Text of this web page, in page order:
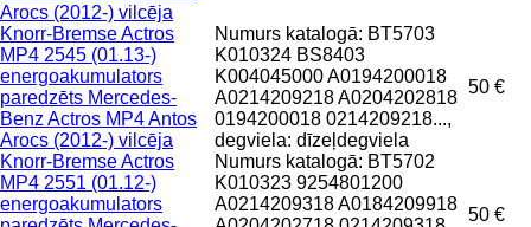
Arocs (2012-) vilcēja
Knorr-Bremse Actros
MP4 2545 (01.13-)
energoakumulators
paredzēts Mercedes-
Benz Actros MP4 Antos
Arocs (2012-) vilcēja
Numurs katalogā: BT5703
K010324 BS8403
K004045000 A0194200018
A0214209218 A0204202818
0194200018 0214209218...,
degviela: dīzeļdegviela
50 €
Knorr-Bremse Actros
MP4 2551 (01.12-)
energoakumulators
Numurs katalogā: BT5702
K010323 9254801200
A0214209318 A0184209918
50 €